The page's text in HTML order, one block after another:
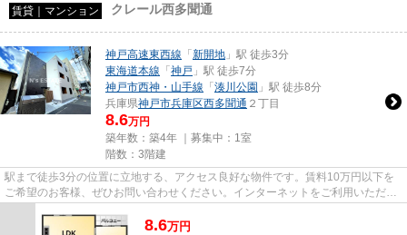
賃貸｜マンション クレール西多聞通
神戸高速東西線 「 新開地 」駅 徒歩3分
東海道本線 「 神戸 」駅 徒歩7分
神戸市西神・山手線 「 湊川公園 」駅 徒歩8分
兵庫県神戸市兵庫区西多聞通 ２丁目
8.6万円
築年数：築4年 ｜募集中： 1室
階数：3階建
駅まで徒歩3分の位置に立地する、アクセス良好な物件です。賃料10万円以下を
ご希望のお客様、ぜひお問い合わせください。インターネットをご利用いただけ
8.6万円